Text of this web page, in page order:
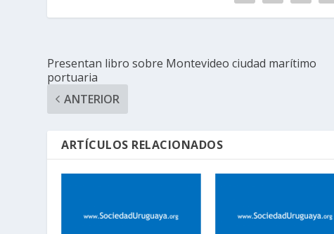
Presentan libro sobre Montevideo ciudad marítimo
portuaria
ANTERIOR
ARTÍCULOS RELACIONADOS